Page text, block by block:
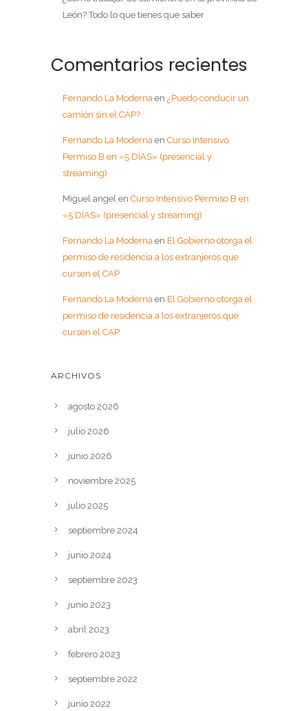
León? Todo lo que tienes que saber
Comentarios recientes
Fernando La Modernaen ¿Puedo conducir un
camión sin el CAP?
Fernando La Modernaen Curso Intensivo
Permiso B en «5 DÍAS» (presencial y
streaming)
Miguel angelen Curso Intensivo Permiso B en
«5 DÍAS» (presencial y streaming)
Fernando La Modernaen El Gobierno otorga el
permiso de residencia a los extranjeros que
cursen el CAP
Fernando La Modernaen El Gobierno otorga el
permiso de residencia a los extranjeros que
cursen el CAP
ARCHIVOS
agosto 2026
julio 2026
junio 2026
noviembre 2025
julio 2025
septiembre 2024
junio 2024
septiembre 2023
junio 2023
abril 2023
febrero 2023
septiembre 2022
junio 2022